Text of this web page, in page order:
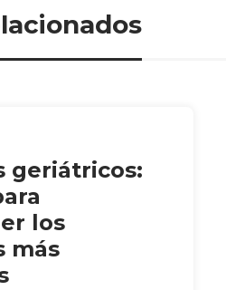
geriátricos:
los
más